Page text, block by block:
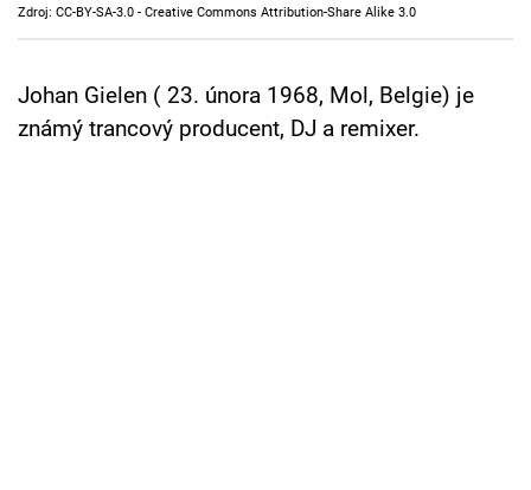
Cool Esport
Pořady
TV Program
Zdroj: CC-BY-SA-3.0 - Creative Commons Attribution-Share Alike 3.0
Johan Gielen ( 23. února 1968, Mol, Belgie) je
známý trancový producent, DJ a remixer.